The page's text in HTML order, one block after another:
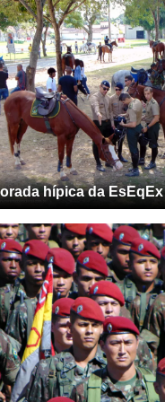
hípica da EsEqEx